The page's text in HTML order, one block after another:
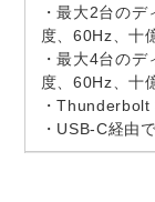
・最大2台の
度、60Hz、十
・最大4台の
度、60Hz、十
・Thunderbolt
・USB-C経由